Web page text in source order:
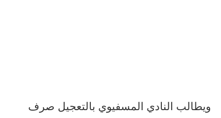
ويطالب النادي المسفيوي بالتعجيل صرف